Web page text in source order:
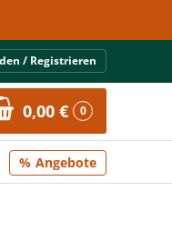
/ Registrieren
0,00 € 0
Angebote